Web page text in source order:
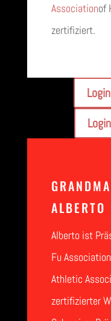
Associationof
zertifiziert.
ALBERTO
Alberto ist
Fu
Athletic
zertifizierter